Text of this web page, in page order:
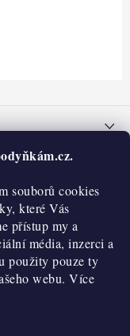
souborů cookies
které Vás
přístup my a
média, inzerci a
použity pouze ty
webu. Více